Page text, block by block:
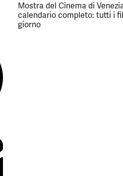
Mostra del Cinema di
calendario completo: tutti i
giorno